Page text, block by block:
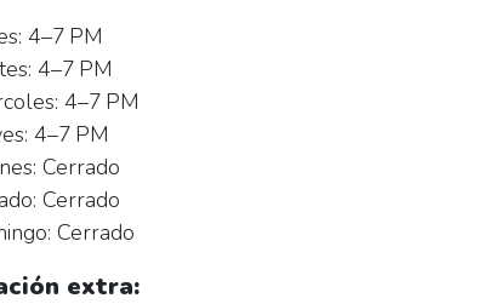
4–7 PM
4–7 PM
4–7 PM
4–7 PM
Cerrado
Cerrado
Cerrado
extra: